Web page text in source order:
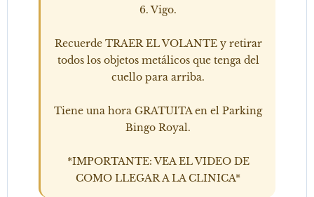
6. Vigo.
Recuerde TRAER EL VOLANTE y retirar
todos los objetos metálicos que tenga del
cuello para arriba.
Tiene una hora GRATUITA en el Parking
Bingo Royal.
*IMPORTANTE: VEA EL VIDEO DE
COMO LLEGAR A LA CLINICA*